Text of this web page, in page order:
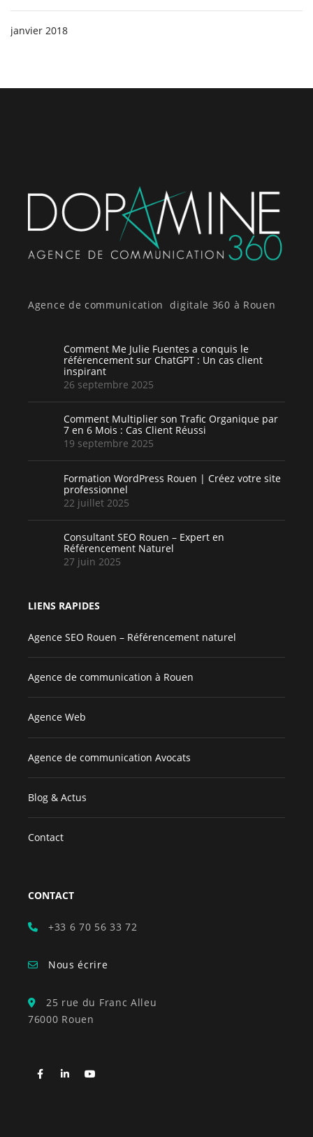
janvier 2018
Agence de communication digitale 360 à Rouen
Comment Me Julie Fuentes a conquis le
référencement sur ChatGPT : Un cas client
inspirant
26 septembre 2025
Comment Multiplier son Trafic Organique par
7 en 6 Mois : Cas Client Réussi
19 septembre 2025
Formation WordPress Rouen | Créez votre site
professionnel
22 juillet 2025
Consultant SEO Rouen – Expert en
Référencement Naturel
27 juin 2025
LIENS RAPIDES
Agence SEO Rouen – Référencement naturel
Agence de communication à Rouen
Agence Web
Agence de communication Avocats
Blog & Actus
Contact
CONTACT
+33 6 70 56 33 72
Nous écrire
25 rue du Franc Alleu
76000 Rouen